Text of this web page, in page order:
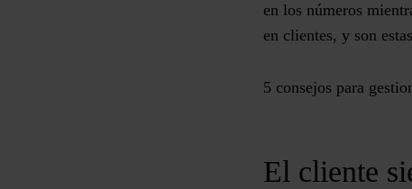
en los números
en clientes, y son
5 consejos para
El cliente